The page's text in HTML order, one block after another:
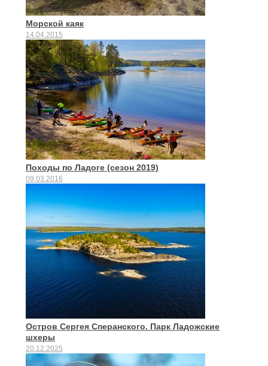
Морской каяк
14.04.2015
Походы по Ладоге (сезон 2019)
09.03.2016
Остров Сергея Сперанского. Парк Ладожские
шхеры
20.12.2025